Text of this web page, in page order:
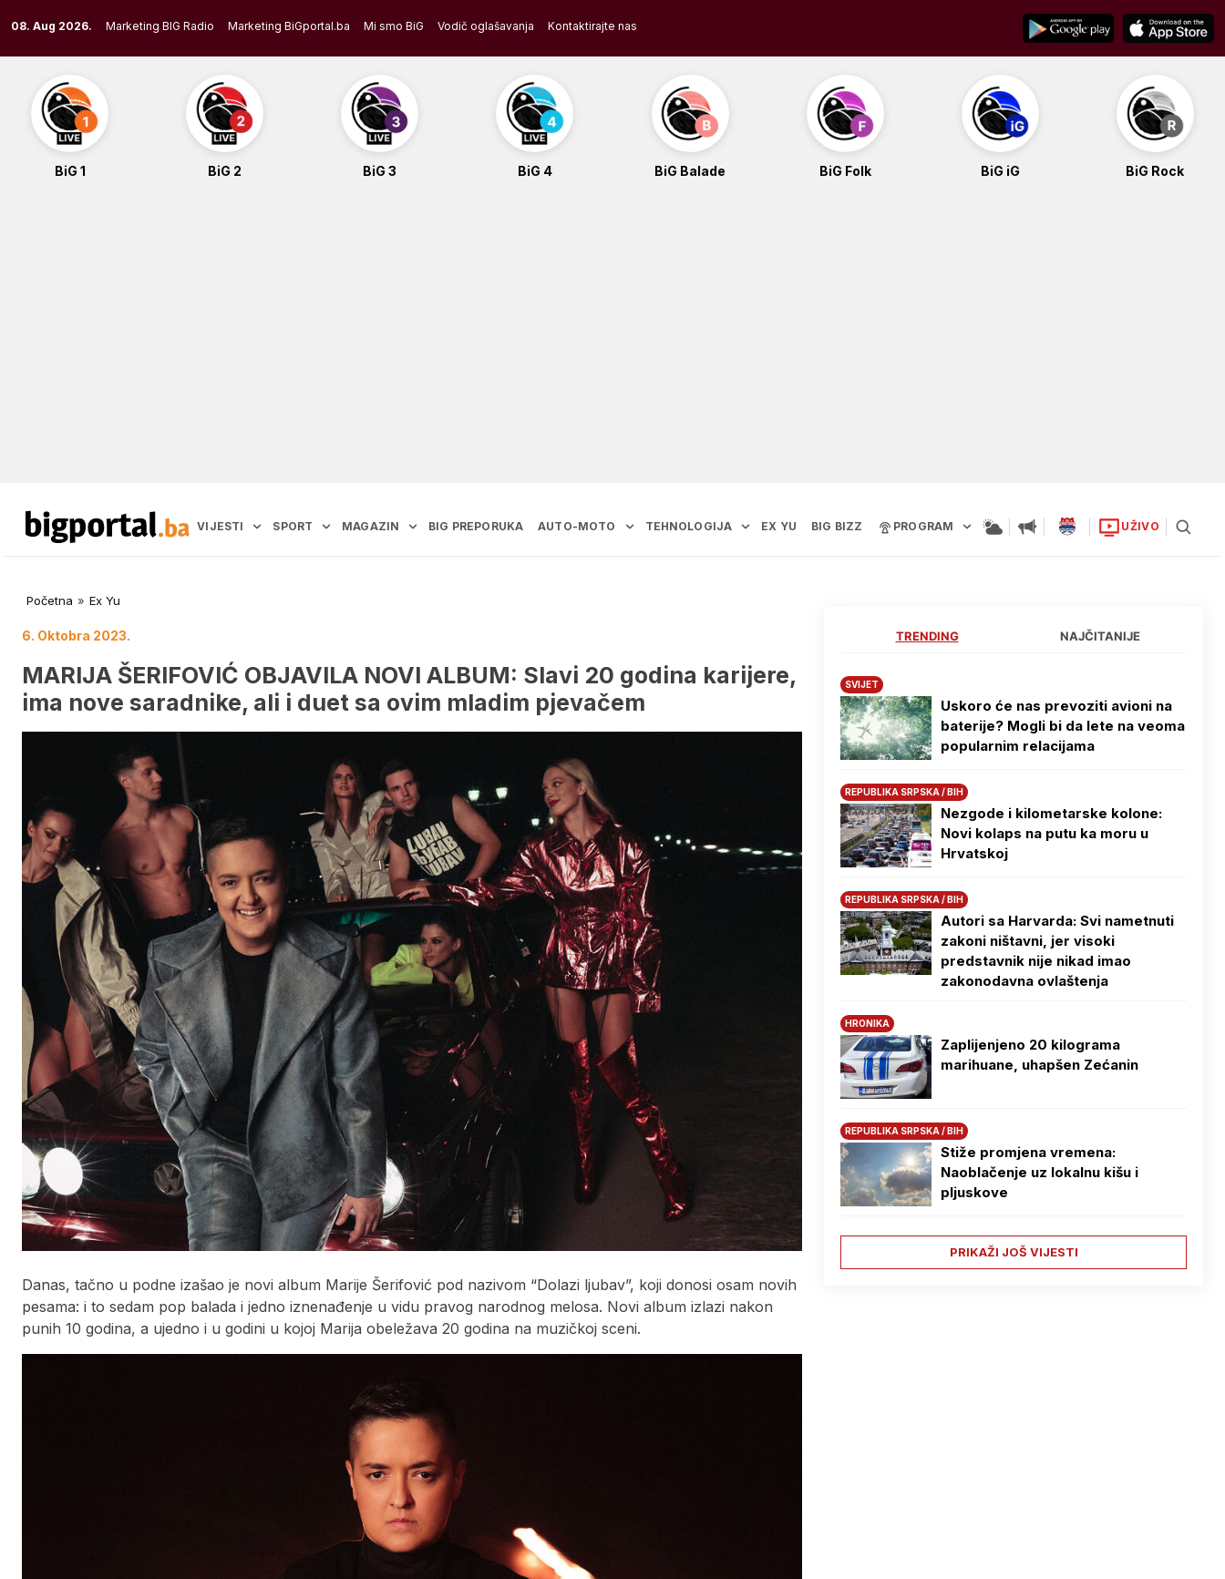
to
content
08. Aug 2026. Marketing BIG Radio Marketing BiGportal.ba Mi smo BiG Vodič oglašavanja Kontaktirajte nas
BiG 1 BiG 2 BiG 3 BiG 4 BiG Balade BiG Folk BiG iG BiG Rock
VIJESTI SPORT MAGAZIN BIG PREPORUKA AUTO-MOTO TEHNOLOGIJA EX YU BIG BIZZ PROGRAM UŽIVO
Početna » Ex Yu
6. Oktobra 2023.
MARIJA ŠERIFOVIĆ OBJAVILA NOVI ALBUM: Slavi 20 godina karijere,
ima nove saradnike, ali i duet sa ovim mladim pjevačem
Danas, tačno u podne izašao je novi album Marije Šerifović pod nazivom “Dolazi ljubav”, koji donosi osam novih
pesama: i to sedam pop balada i jedno iznenađenje u vidu pravog narodnog melosa. Novi album izlazi nakon
punih 10 godina, a ujedno i u godini u kojoj Marija obeležava 20 godina na muzičkoj sceni.
TRENDING NAJČITANIJE
SVIJET
Uskoro će nas prevoziti avioni na
baterije? Mogli bi da lete na veoma
popularnim relacijama
REPUBLIKA SRPSKA / BIH
Nezgode i kilometarske kolone:
Novi kolaps na putu ka moru u
Hrvatskoj
REPUBLIKA SRPSKA / BIH
Autori sa Harvarda: Svi nametnuti
zakoni ništavni, jer visoki
predstavnik nije nikad imao
zakonodavna ovlaštenja
HRONIKA
Zaplijenjeno 20 kilograma
marihuane, uhapšen Zećanin
REPUBLIKA SRPSKA / BIH
Stiže promjena vremena:
Naoblačenje uz lokalnu kišu i
pljuskove
PRIKAŽI JOŠ VIJESTI